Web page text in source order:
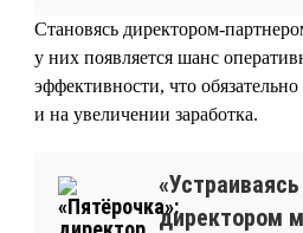
Становясь директором-
у них появляется шанс
эффективности, что
и на увеличении заработка.
директором